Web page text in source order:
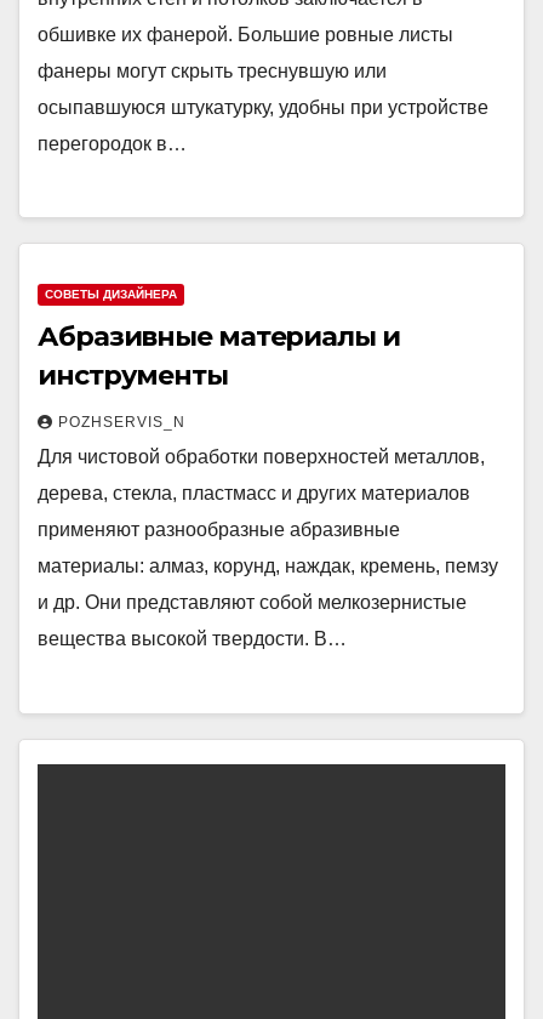
обшивке их фанерой. Большие ровные листы
фанеры могут скрыть треснувшую или
осыпавшуюся штукатурку, удобны при устройстве
перегородок в…
СОВЕТЫ ДИЗАЙНЕРА
Абразивные материалы и
инструменты
POZHSERVIS_N
Для чистовой обработки поверхностей металлов,
дерева, стекла, пластмасс и других материалов
применяют разнообразные абразивные
материалы: алмаз, корунд, наждак, кремень, пемзу
и др. Они представляют собой мелкозернистые
вещества высокой твердости. В…